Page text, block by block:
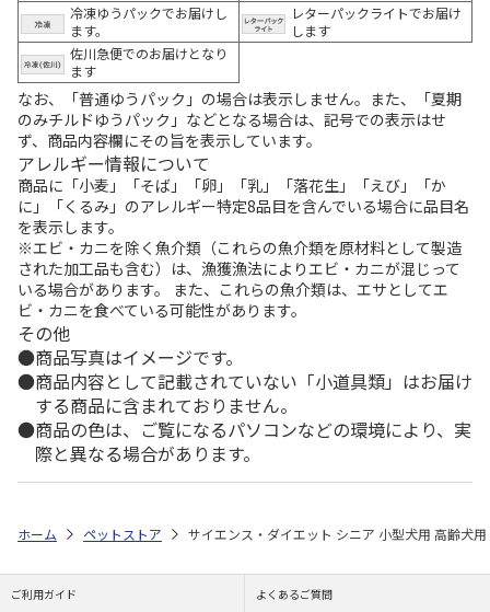
冷凍ゆうパックでお届けし
ます。
レターパックライトでお届け
します
佐川急便でのお届けとなり
ます
なお、「普通ゆうパック」の場合は表示しません。また、「夏期
のみチルドゆうパック」などとなる場合は、記号での表示はせ
ず、商品内容欄にその旨を表示しています。
アレルギー情報について
商品に「小麦」「そば」「卵」「乳」「落花生」「えび」「か
に」「くるみ」のアレルギー特定8品目を含んでいる場合に品目名
を表示します。
※エビ・カニを除く魚介類（これらの魚介類を原材料として製造
された加工品も含む）は、漁獲漁法によりエビ・カニが混じって
いる場合があります。 また、これらの魚介類は、エサとしてエ
ビ・カニを食べている可能性があります。
その他
商品写真はイメージです。
商品内容として記載されていない「小道具類」はお届け
する商品に含まれておりません。
商品の色は、ご覧になるパソコンなどの環境により、実
際と異なる場合があります。
ホーム ペットストア サイエンス・ダイエット シニア 小型犬用 高齢犬
ご利用ガイド よくあるご質問